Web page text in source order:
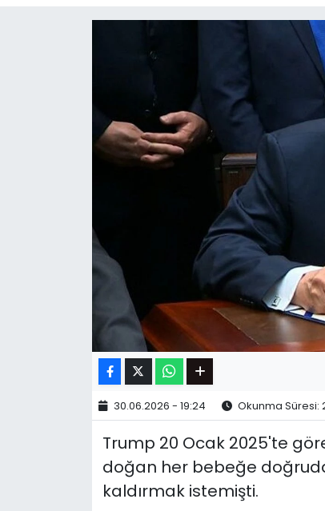
30.06.2026 - 19:24 Okunma Süresi:
Trump 20 Ocak 2025'te
doğan her bebeğe
kaldırmak istemişti.